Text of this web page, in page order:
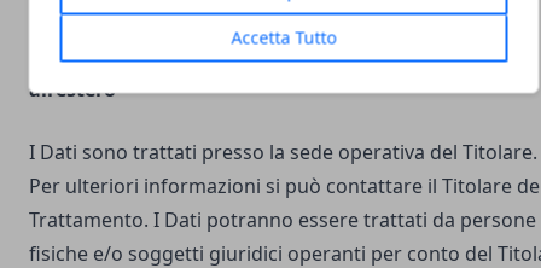
Accetta Tutto
Luogo del Trattamento e trasferimento dei Dati
all’estero
I Dati sono trattati presso la sede operativa del Titolare.
Per ulteriori informazioni si può contattare il Titolare
Trattamento. I Dati potranno essere trattati da persone
fisiche e/o soggetti giuridici operanti per conto del